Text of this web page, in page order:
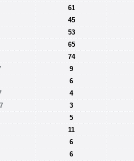
61
45
53
65
74
9
6
4
3
5
11
6
6